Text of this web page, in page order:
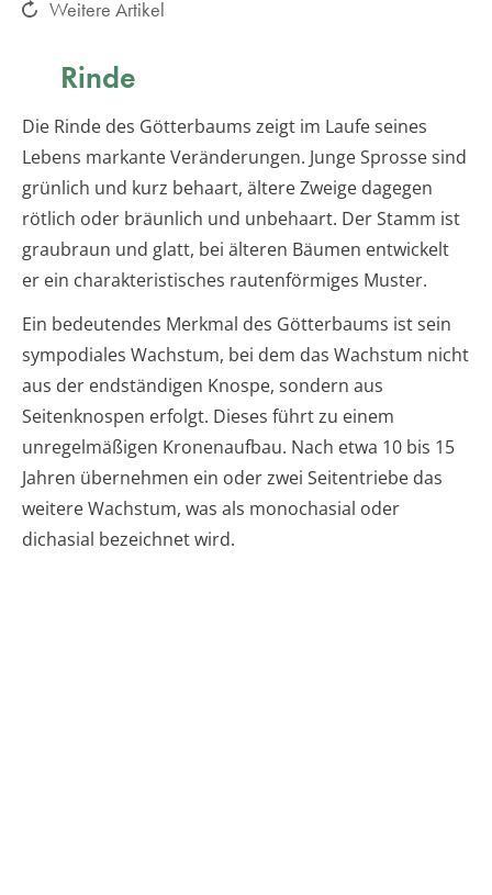
Weitere Artikel
Rinde
Die Rinde des Götterbaums zeigt im Laufe seines
Lebens markante Veränderungen. Junge Sprosse sind
grünlich und kurz behaart, ältere Zweige dagegen
rötlich oder bräunlich und unbehaart. Der Stamm ist
graubraun und glatt, bei älteren Bäumen entwickelt
er ein charakteristisches rautenförmiges Muster.
Ein bedeutendes Merkmal des Götterbaums ist sein
sympodiales Wachstum, bei dem das Wachstum nicht
aus der endständigen Knospe, sondern aus
Seitenknospen erfolgt. Dieses führt zu einem
unregelmäßigen Kronenaufbau. Nach etwa 10 bis 15
Jahren übernehmen ein oder zwei Seitentriebe das
weitere Wachstum, was als monochasial oder
dichasial bezeichnet wird.